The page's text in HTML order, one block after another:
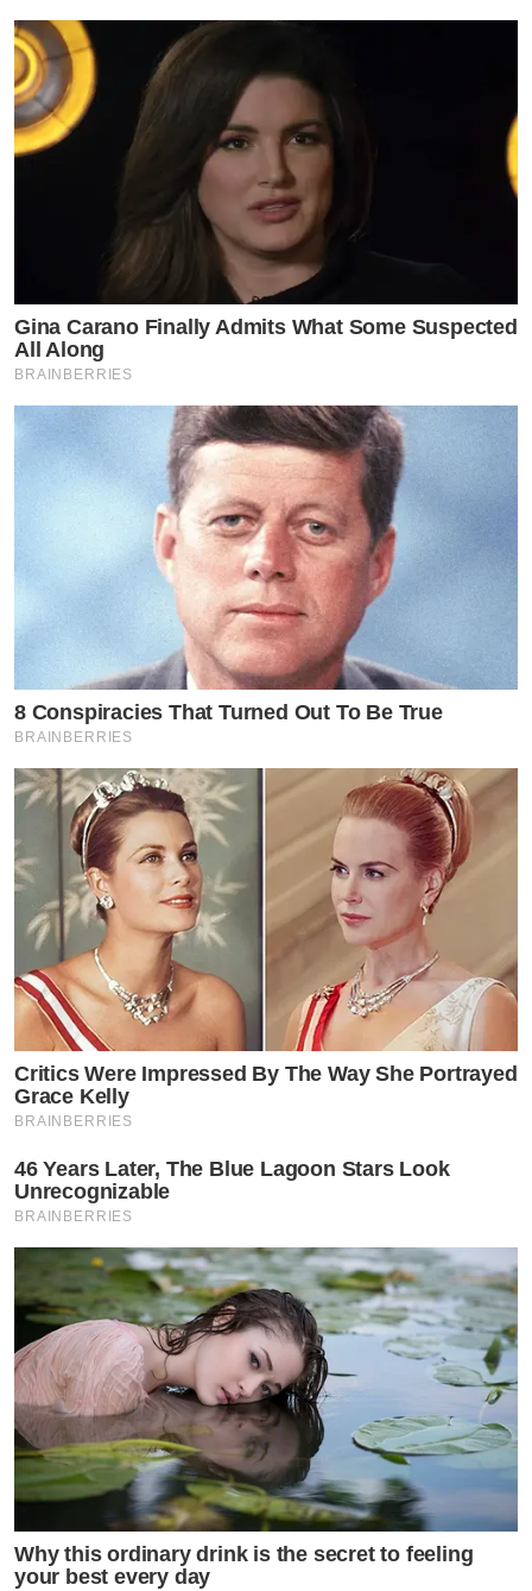
Gina Carano Finally Admits What Some Suspected
All Along
BRAINBERRIES
8 Conspiracies That Turned Out To Be True
BRAINBERRIES
Critics Were Impressed By The Way She Portrayed
Grace Kelly
BRAINBERRIES
46 Years Later, The Blue Lagoon Stars Look
Unrecognizable
BRAINBERRIES
Why this ordinary drink is the secret to feeling
your best every day